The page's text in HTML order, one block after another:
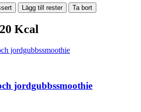
Lägg till rester Ta bort
Kcal
jordgubbssmoothie